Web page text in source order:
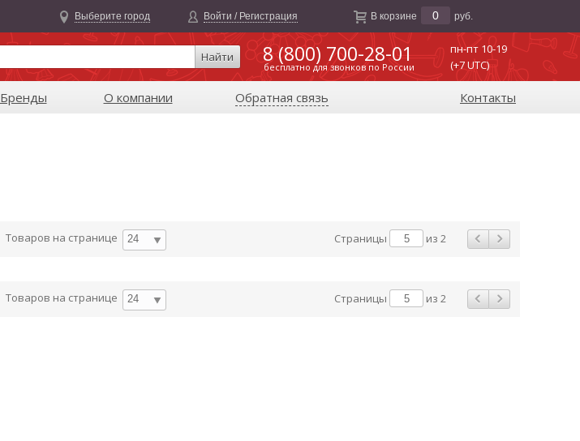
Выберите город Войти / Регистрация В корзине 0 руб.
Найти 8 (800) 700-28-01
бесплатно для звонков по России
пн-пт 10-19
(+7 UTC)
Бренды О компании Обратная связь Контакты
Товаров на странице 24 Страницы из 2
Товаров на странице 24 Страницы из 2